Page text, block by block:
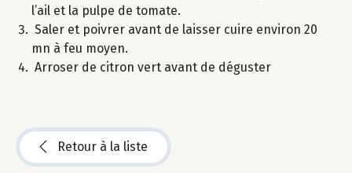
l’ail et la pulpe de tomate.
Saler et poivrer avant de laisser cuire environ 20
mn à feu moyen.
Arroser de citron vert avant de déguster
Retour à la liste